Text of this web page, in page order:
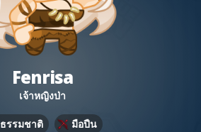
Fenrisa
เจ้าหญิงป่า
ธรรมชาติ มือปืน